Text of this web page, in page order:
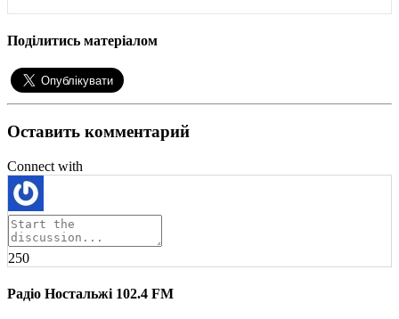
Поділитись матеріалом
Оставить комментарий
Connect with
250
Радіо Ностальжі 102.4 FM